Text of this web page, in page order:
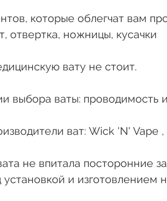
которые облегчат вам
отвертка, ножницы, кусачки
вату не стоит.
выбора ваты:
ват: Wick 'N'
вата не впитала посторонние
и изготовлением